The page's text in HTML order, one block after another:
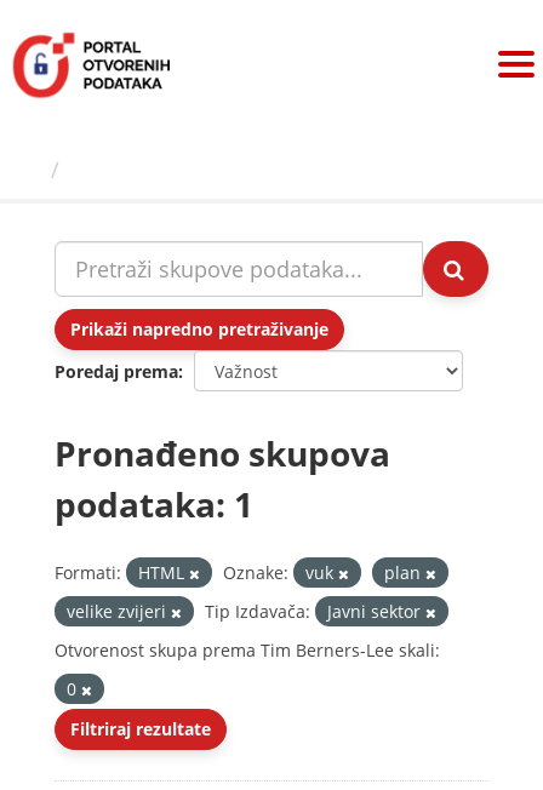
sadržaj
Prikaži napredno pretraživanje
Poredaj prema
Pronađeno skupova
podataka: 1
Formati: HTML Oznake: vuk
plan
velike zvijeri
Tip Izdavača:
Javni sektor
Otvorenost skupa prema Tim Berners-Lee skali:
0
Filtriraj rezultate